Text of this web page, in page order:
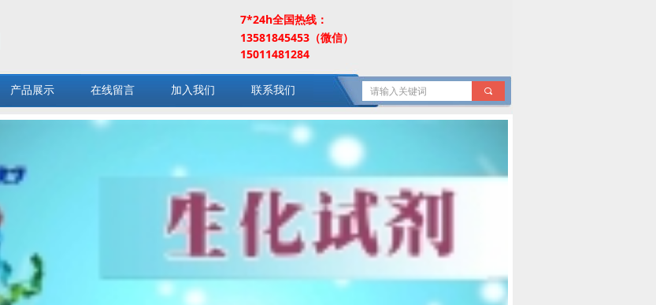
13581845453（微信）
7*24h全国热线：
15011481284
产品展示 在线留言 加入我们 联系我们 끠